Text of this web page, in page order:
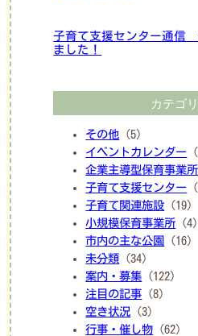
子育て支援センター通信
ました！
カテゴ
その他 (5)
イベントカレンダー
企業主導型保育事業所
子育て支援センター
子育て関連施設 (19)
小規模保育事業所 (4)
市内の主な公園 (16)
未分類 (34)
案内・募集 (122)
注目の記事 (8)
空き状況 (3)
行事・催し物 (62)